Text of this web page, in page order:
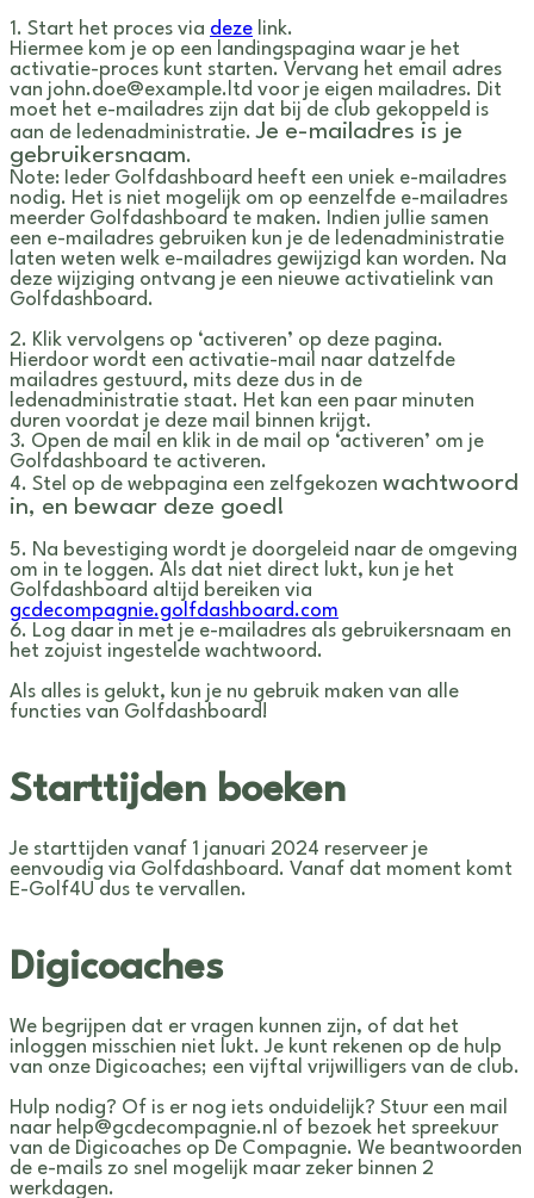
1. Start het proces via deze link.
Hiermee kom je op een landingspagina waar je het
activatie-proces kunt starten. Vervang het email adres
van john.doe@example.ltd voor je eigen mailadres. Dit
moet het e-mailadres zijn dat bij de club gekoppeld is
aan de ledenadministratie.Je e-mailadres is je
gebruikersnaam.
Note: Ieder Golfdashboard heeft een uniek e-mailadres
nodig. Het is niet mogelijk om op eenzelfde e-mailadres
meerder Golfdashboard te maken. Indien jullie samen
een e-mailadres gebruiken kun je de ledenadministratie
laten weten welk e-mailadres gewijzigd kan worden. Na
deze wijziging ontvang je een nieuwe activatielink van
Golfdashboard.
2. Klik vervolgens op ‘activeren’ op deze pagina.
Hierdoor wordt een activatie-mail naar datzelfde
mailadres gestuurd, mits deze dus in de
ledenadministratie staat. Het kan een paar minuten
duren voordat je deze mail binnen krijgt.
3. Open de mail en klik in de mail op ‘activeren’ om je
Golfdashboard te activeren.
4. Stel op de webpagina een zelfgekozen wachtwoord
in, en bewaar deze goed!
5. Na bevestiging wordt je doorgeleid naar de omgeving
om in te loggen. Als dat niet direct lukt, kun je het
Golfdashboard altijd bereiken via
gcdecompagnie.golfdashboard.com
6. Log daar in met je e-mailadres als gebruikersnaam en
het zojuist ingestelde wachtwoord.
Als alles is gelukt, kun je nu gebruik maken van alle
functies van Golfdashboard!
Starttijden boeken
Je starttijden vanaf 1 januari 2024 reserveer je
eenvoudig via Golfdashboard. Vanaf dat moment komt
E-Golf4U dus te vervallen.
Digicoaches
We begrijpen dat er vragen kunnen zijn, of dat het
inloggen misschien niet lukt. Je kunt rekenen op de hulp
van onze Digicoaches; een vijftal vrijwilligers van de club.
Hulp nodig? Of is er nog iets onduidelijk? Stuur een mail
naar help@gcdecompagnie.nl of bezoek het spreekuur
van de Digicoaches op De Compagnie. We beantwoorden
de e-mails zo snel mogelijk maar zeker binnen 2
werkdagen.